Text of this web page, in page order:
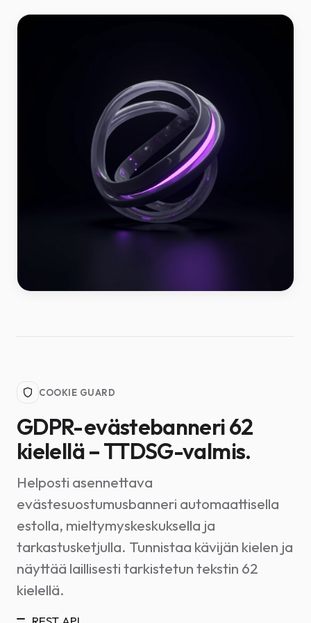
COOKIE GUARD
GDPR-evästebanneri 62
kielellä – TTDSG-valmis.
Helposti asennettava
evästesuostumusbanneri automaattisella
estolla, mieltymyskeskuksella ja
tarkastusketjulla. Tunnistaa kävijän kielen ja
näyttää laillisesti tarkistetun tekstin 62
kielellä.